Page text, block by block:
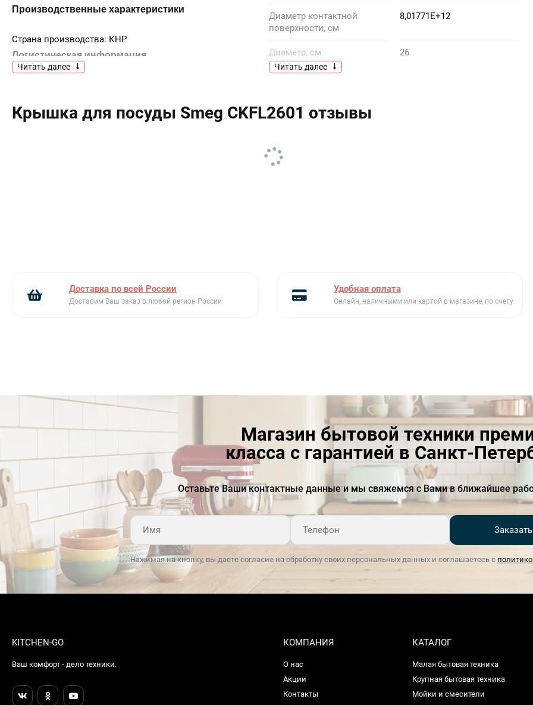
Производственные характеристики
Страна производства: КНР
Логистическая информация
Глубина изделия (мм): 275 мм
Читать далее
Диаметр контактной
поверхности, см
8,01771E+12
Диаметр, см 26
Эстетика
Читать далее
Крышка для посуды Smeg CKFL2601 отзывы
Доставка по всей России
Доставим Ваш заказ в любой регион России
Удобная оплата
Онлайн, наличными или картой в магазине, по счету
Магазин бытовой техники
класса с гарантией в Санкт-
Оставьте Ваши контактные данные и мы свяжемся с Вами в ближайшее
Нажимая на кнопку, вы даете согласие на обработку своих персональных данных и соглашаетесь с
KITCHEN-GO
Ваш комфорт - дело техники.
КОМПАНИЯ
О нас
Акции
Контакты
КАТАЛОГ
Малая бытовая техника
Крупная бытовая техника
Мойки и смесители